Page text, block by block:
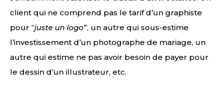
client qui ne comprend pas le tarif d’un graphiste
pour “juste un logo”, un autre qui sous-estime
l’investissement d’un photographe de mariage, un
autre qui estime ne pas avoir besoin de payer pour
le dessin d’un illustrateur, etc.